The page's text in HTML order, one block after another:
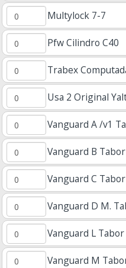
Multylock 7-7
Pfw Cilindro C40
Trabex
Usa 2 Original
Vanguard A /v1
Vanguard B Tabor
Vanguard C Tabor
Vanguard D M.
Vanguard L Tabor
Vanguard M